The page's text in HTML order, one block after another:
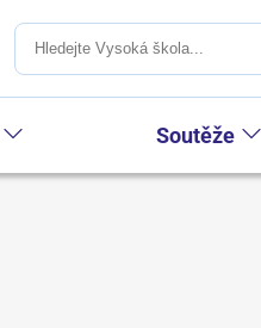
Soutěže